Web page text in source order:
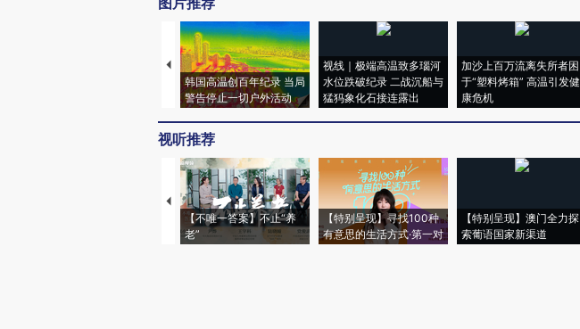
韩国高温创百年纪录 当局
警告停止一切户外活动
视线｜极端高温致多瑙河
水位跌破纪录 二战沉船与
猛犸象化石接连露出
加沙上百万流离失所者困
于“塑料烤箱” 高温引发健
康危机
视听推荐
【不唯一答案】不止“养
老”
【特别呈现】寻找100种
有意思的生活方式·第一对
【特别呈现】澳门全力探
索葡语国家新渠道